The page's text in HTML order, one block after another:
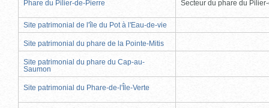
Phare du Pilier-de-Pierre Secteur du phare du
Site patrimonial de l'île du Pot à l'Eau-de-vie
Site patrimonial du phare de la Pointe-Mitis
Site patrimonial du phare du Cap-au-
Saumon
Site patrimonial du Phare-de-l'Île-Verte